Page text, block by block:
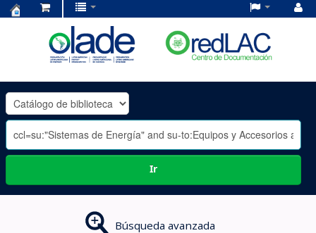
OLADE
-
Ir
Búsqueda avanzada